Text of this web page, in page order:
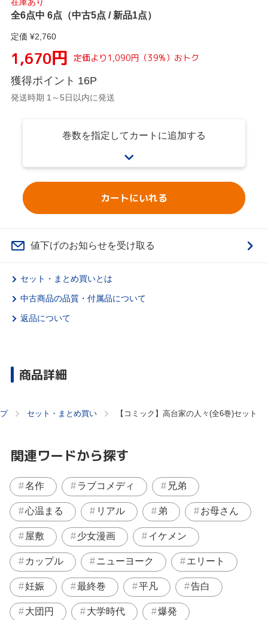
在庫あり
全6点中 6点（中古5点 / 新品1点）
定価 ¥2,760
1,670円 定価より 1,090円 （39%） おトク
獲得ポイント 16P
発送時期 1～5日以内に発送
巻数を指定してカートに追加する
カートにいれる
値下げのお知らせを受け取る
セット・まとめ買いとは
中古商品の品質・付属品について
返品について
商品詳細
セット・まとめ買い 【コミック】高台家の人々(全6巻)セット
関連ワードから探す
名作 ラブコメディ 兄弟
心温まる リアル 弟 お母さん
屋敷 少女漫画 イケメン
カップル ニューヨーク エリート
妊娠 最終巻 平凡 告白
大団円 大学時代 爆発